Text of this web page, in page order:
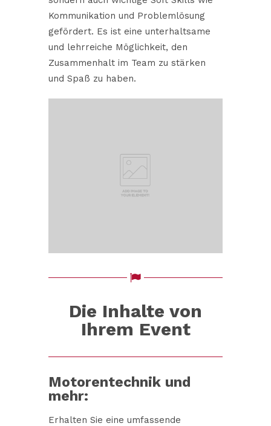
Kommunikation und Problemlösung
gefördert. Es ist eine unterhaltsame
und lehrreiche Möglichkeit, den
Zusammenhalt im Team zu stärken
und Spaß zu haben.
Die Inhalte von
Ihrem Event
Motorentechnik und
mehr:
Erhalten Sie eine umfassende